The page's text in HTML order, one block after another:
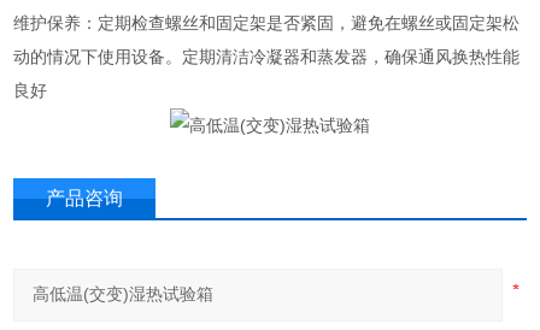
‌维护保养‌：定期检查螺丝和固定架是否紧固，避免在螺丝或固定架松
动的情况下使用设备。定期清洁冷凝器和蒸发器，确保通风换热性能
良好‌
产品咨询